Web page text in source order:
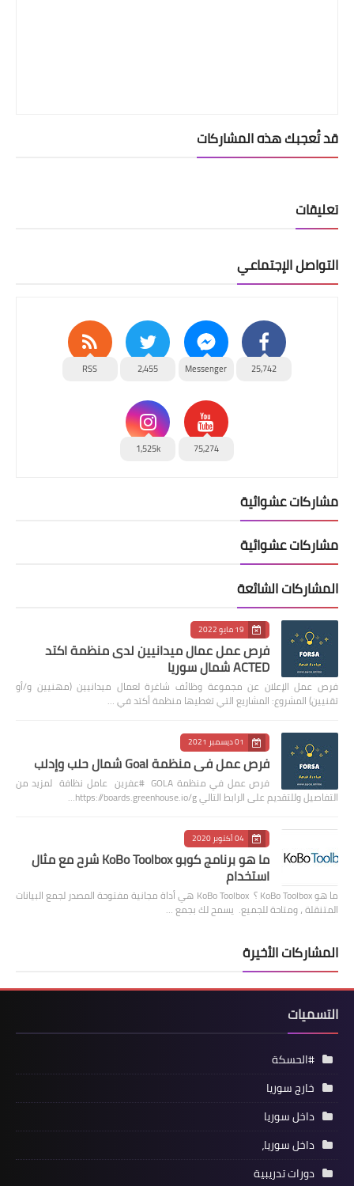
قد تُعجبك هذه المشاركات
تعليقات
التواصل الإجتماعي
25,742
Messenger
2,455
RSS
75,274
1,525k
مشاركات عشوائية
مشاركات عشوائية
المشاركات الشائعة
19 مايو 2022
فرص عمل عمال ميدانيين لدى منظمة اكتد
ACTED شمال سوريا
فرص عمل الإعلان عن مجموعة وظائف شاغرة لعمال ميدانيين (مهنيين و/أو
تقنيين) المشروع: المشاريع التي تغطيها منظمة أكتد في …
01 ديسمبر 2021
فرص عمل في منظمة Goal شمال حلب وإدلب
فرص عمل في منظمة GOLA #عفرين عامل نظافة لمزيد من
التفاصيل وللتقديم على الرابط التالي https://boards.greenhouse.io/g…
04 أكتوبر 2020
ما هو برنامج كوبو KoBo Toolbox شرح مع مثال
استخدام
ما هو KoBo Toolbox ؟ KoBo Toolbox هي أداة مجانية مفتوحة المصدر لجمع البيانات
المتنقلة ، ومتاحة للجميع. يسمح لك بجمع …
المشاركات الأخيرة
التسميات
#الحسكة
خارج سوريا
داخل سوريا
داخل سوريا،
دورات تدريبية